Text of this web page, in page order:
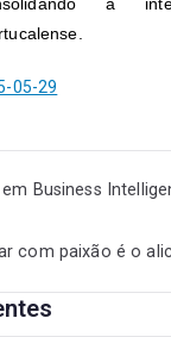
05-29
Business
com paixão é o